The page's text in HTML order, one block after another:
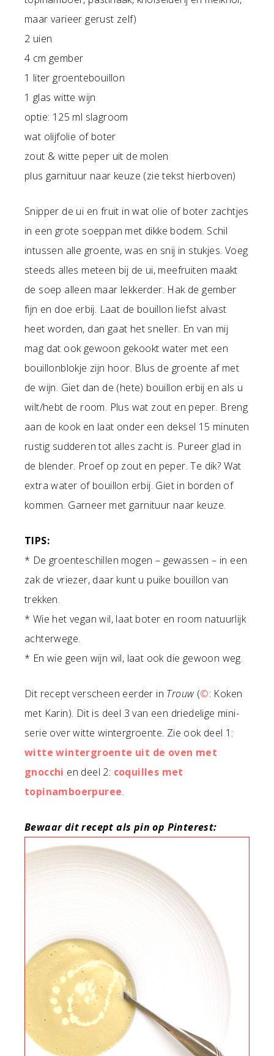
maar varieer gerust zelf)
2 uien
4 cm gember
1 liter groentebouillon
1 glas witte wijn
optie: 125 ml slagroom
wat olijfolie of boter
zout & witte peper uit de molen
plus garnituur naar keuze (zie tekst hierboven)
Snipper de ui en fruit in wat olie of boter zachtjes
in een grote soeppan met dikke bodem. Schil
intussen alle groente, was en snij in stukjes. Voeg
steeds alles meteen bij de ui, meefruiten maakt
de soep alleen maar lekkerder. Hak de gember
fijn en doe erbij. Laat de bouillon liefst alvast
heet worden, dan gaat het sneller. En van mij
mag dat ook gewoon gekookt water met een
bouillonblokje zijn hoor. Blus de groente af met
de wijn. Giet dan de (hete) bouillon erbij en als u
wilt/hebt de room. Plus wat zout en peper. Breng
aan de kook en laat onder een deksel 15 minuten
rustig sudderen tot alles zacht is. Pureer glad in
de blender. Proef op zout en peper. Te dik? Wat
extra water of bouillon erbij. Giet in borden of
kommen. Garneer met garnituur naar keuze.
TIPS:
* De groenteschillen mogen – gewassen – in een
zak de vriezer, daar kunt u puike bouillon van
trekken.
* Wie het vegan wil, laat boter en room natuurlijk
achterwege.
* En wie geen wijn wil, laat ook die gewoon weg.
Dit recept verscheen eerder in Trouw(©: Koken
met Karin). Dit is deel 3 van een driedelige mini-
serie over witte wintergroente. Zie ook deel 1:
witte wintergroente uit de oven met
gnocchi en deel 2: coquilles met
topinamboerpuree.
Bewaar dit recept als pin op Pinterest: